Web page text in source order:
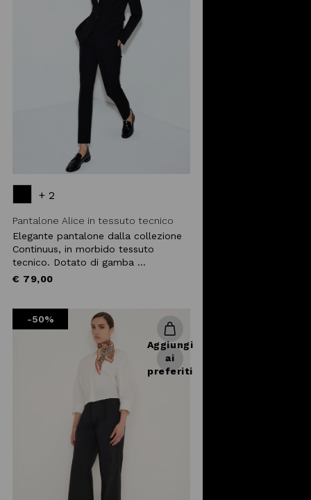
+ 2
Pantalone Alice in tessuto tecnico
Elegante pantalone dalla collezione
Continuus, in morbido tessuto
tecnico. Dotato di gamba ...
€ 79,00
-50%
Aggiungi
ai
preferiti